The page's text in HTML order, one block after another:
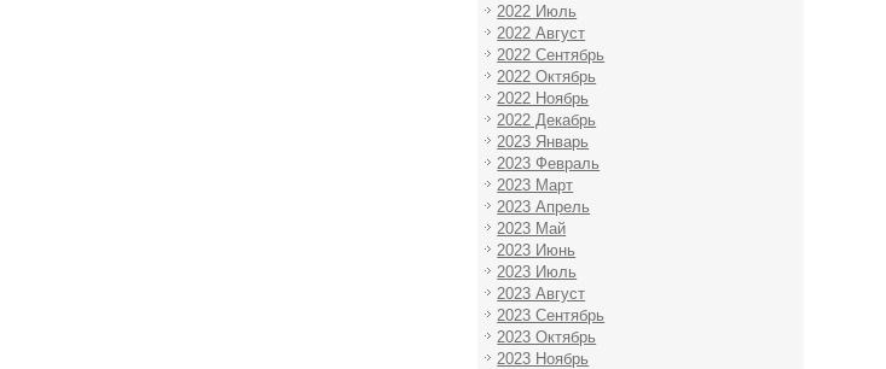
2022 Июль
2022 Август
2022 Сентябрь
2022 Октябрь
2022 Ноябрь
2022 Декабрь
2023 Январь
2023 Февраль
2023 Март
2023 Апрель
2023 Май
2023 Июнь
2023 Июль
2023 Август
2023 Сентябрь
2023 Октябрь
2023 Ноябрь